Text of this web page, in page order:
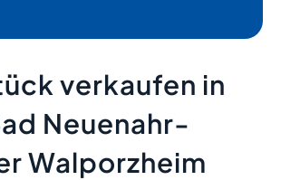
verkaufen in
Neuenahr-
Walporzheim